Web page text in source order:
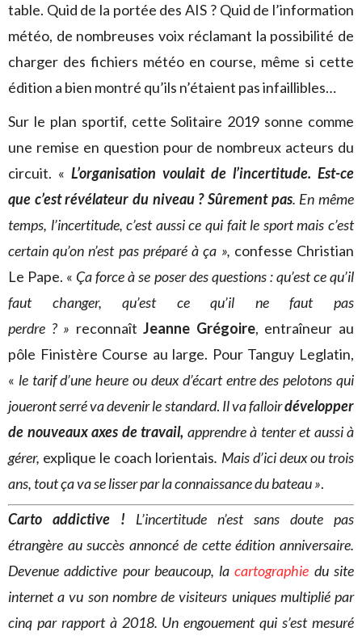
table. Quid de la portée des AIS ? Quid de l’information
météo, de nombreuses voix réclamant la possibilité de
charger des fichiers météo en course, même si cette
édition a bien montré qu’ils n’étaient pas infaillibles…
Sur le plan sportif, cette Solitaire 2019 sonne comme
une remise en question pour de nombreux acteurs du
circuit. « L’organisation voulait de l’incertitude. Est-ce
que c’est révélateur du niveau ? Sûrement pas. En même
temps, l’incertitude, c’est aussi ce qui fait le sport mais c’est
certain qu’on n’est pas préparé à ça », confesse Christian
Le Pape. « Ça force à se poser des questions : qu’est ce qu’il
faut changer, qu’est ce qu’il ne faut pas
perdre ? » reconnaîtJeanne Grégoire, entraîneur au
pôle Finistère Course au large. Pour Tanguy Leglatin,
« le tarif d’une heure ou deux d’écart entre des pelotons qui
joueront serré va devenir le standard. Il va falloirdévelopper
de nouveaux axes de travail, apprendre à tenter et aussi à
gérer, explique le coach lorientais. Mais d’ici deux ou trois
ans, tout ça va se lisser par la connaissance du bateau ».
Carto addictive ! L’incertitude n’est sans doute pas
étrangère au succès annoncé de cette édition anniversaire.
Devenue addictive pour beaucoup, lacartographie du site
internet a vu son nombre de visiteurs uniques multiplié par
cinq par rapport à 2018. Un engouement qui s’est mesuré